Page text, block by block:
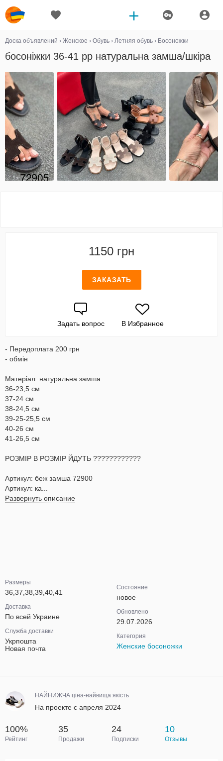
Доска объявлений › Женское › Обувь › Летняя обувь › Босоножки
босоніжки 36-41 рр натуральна замша/шкіра
1150 грн
ЗАКАЗАТЬ
Задать вопрос В Избранное
- Передоплата 200 грн
- обмін
Матеріал: натуральна замша
36-23,5 см
37-24 см
38-24,5 см
39-25-25,5 см
40-26 см
41-26,5 см
РОЗМІР В РОЗМІР ЙДУТЬ ????????????
Артикул: беж замша 72900
Артикул: ка...
Развернуть описание
Размеры
36,37,38,39,40,41
Доставка
По всей Украине
Служба доставки
Укрпошта
Новая почта
Состояние
новое
Обновлено
29.07.2026
Категория
Женские босоножки
НАЙНИЖЧА ціна-найвища якість
На проекте с апреля 2024
100%
Рейтинг
35
Продажи
24
Подписки
10
Отзывы